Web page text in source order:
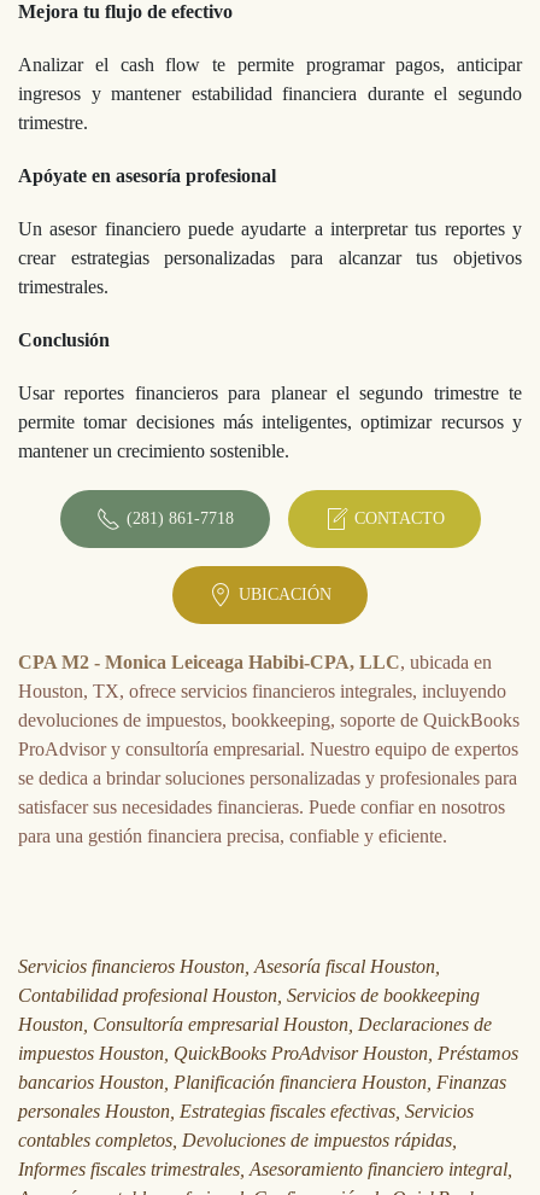
Mejora tu flujo de efectivo
Analizar el cash flow te permite programar pagos, anticipar
ingresos y mantener estabilidad financiera durante el segundo
trimestre.
Apóyate en asesoría profesional
Un asesor financiero puede ayudarte a interpretar tus reportes y
crear estrategias personalizadas para alcanzar tus objetivos
trimestrales.
Conclusión
Usar reportes financieros para planear el segundo trimestre te
permite tomar decisiones más inteligentes, optimizar recursos y
mantener un crecimiento sostenible.
(281) 861-7718 CONTACTO
UBICACIÓN
CPA M2 - Monica Leiceaga Habibi-CPA, LLC, ubicada en
Houston, TX, ofrece servicios financieros integrales, incluyendo
devoluciones de impuestos, bookkeeping, soporte de QuickBooks
ProAdvisor y consultoría empresarial. Nuestro equipo de expertos
se dedica a brindar soluciones personalizadas y profesionales para
satisfacer sus necesidades financieras. Puede confiar en nosotros
para una gestión financiera precisa, confiable y eficiente.
Servicios financieros Houston, Asesoría fiscal Houston,
Contabilidad profesional Houston, Servicios de bookkeeping
Houston, Consultoría empresarial Houston, Declaraciones de
impuestos Houston, QuickBooks ProAdvisor Houston, Préstamos
bancarios Houston, Planificación financiera Houston, Finanzas
personales Houston, Estrategias fiscales efectivas, Servicios
contables completos, Devoluciones de impuestos rápidas,
Informes fiscales trimestrales, Asesoramiento financiero integral,